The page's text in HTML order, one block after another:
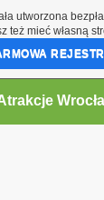
utworzona
też mieć własną